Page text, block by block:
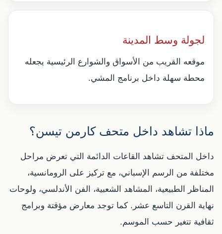
لجولة وسط المدينة
موقعه القريب من الأسواق والشوارع الرئيسية يجعله
محطة سهلة داخل برنامج المشي.
ماذا تشاهد داخل متحف كارمن تيسن؟
داخل المتحف تشاهد القاعات الدائمة التي تعرض مراحل
مختلفة من الرسم الإسباني، مع تركيز على الرومانسية،
المناظر الطبيعية، المشاهد الشعبية، الفن الأندلسي، ولوحات
نهاية القرن التاسع عشر. كما توجد معارض مؤقتة وبرامج
ثقافية تتغير حسب الموسم.